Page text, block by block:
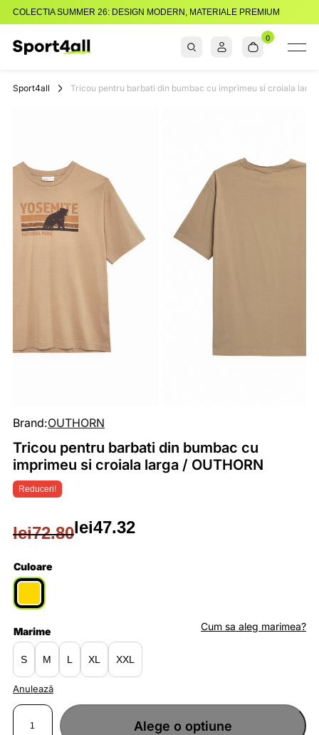
COLECTIA SUMMER 26: DESIGN MODERN, MATERIALE PREMIUM
0
Sport4all Tricou pentru barbati din bumbac cu imprimeu si croiala larga
Reduceri!
Brand:OUTHORN
Tricou pentru barbati din bumbac cu
imprimeu si croiala larga / OUTHORN
lei72.80
Prețul
inițial
a
fost:
lei72.80.
lei47.32
Prețul
curent
este:
lei47.32.
Culoare
Marime
S M L XL XXL
Anulează
Cum sa aleg marimea?
Cantitate
pentru
Alege o optiune